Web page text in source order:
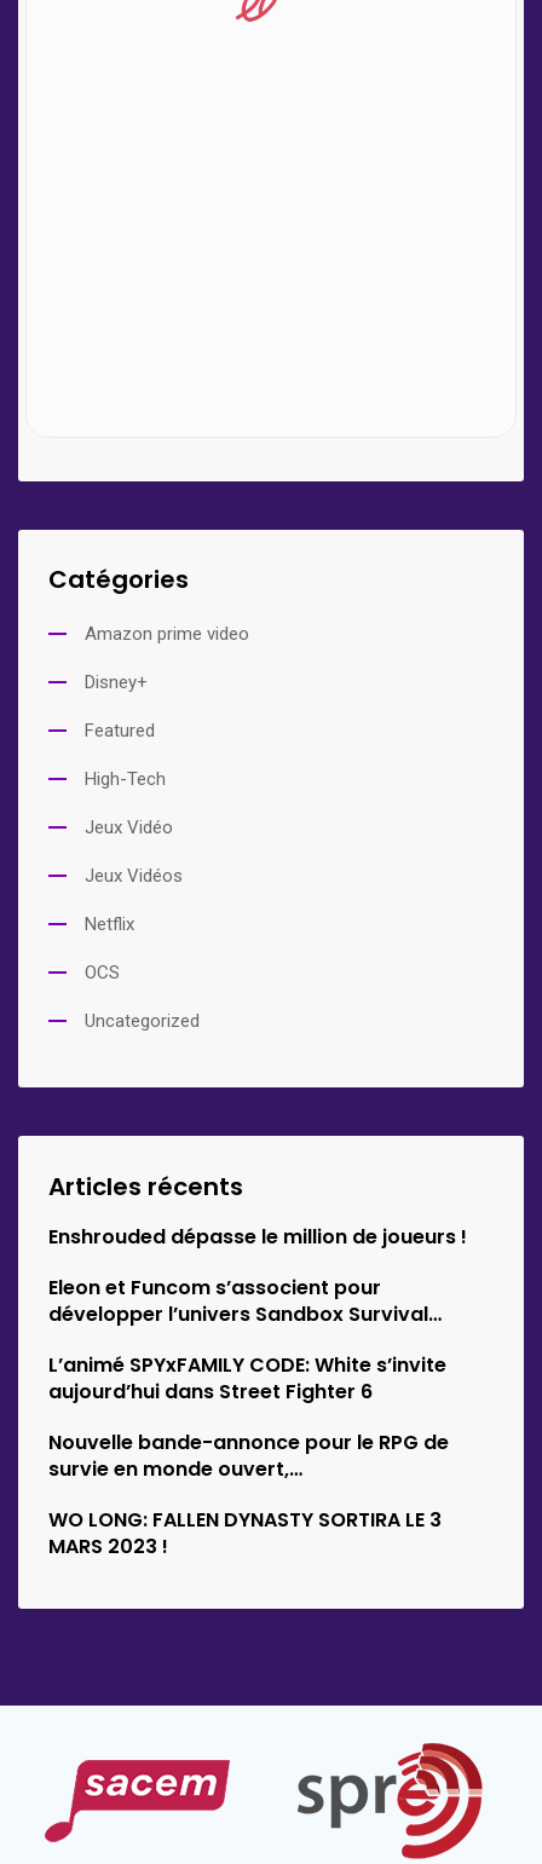
Catégories
Amazon prime video
Disney+
Featured
High-Tech
Jeux Vidéo
Jeux Vidéos
Netflix
OCS
Uncategorized
Articles récents
Enshrouded dépasse le million de joueurs !
Eleon et Funcom s’associent pour
développer l’univers Sandbox Survival
L’animé SPYxFAMILY CODE: White s’invite
aujourd’hui dans Street Fighter 6
Nouvelle bande-annonce pour le RPG de
survie en monde ouvert,…
WO LONG: FALLEN DYNASTY SORTIRA LE 3
MARS 2023 !